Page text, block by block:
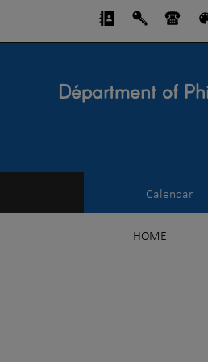
Départment of
Calendar
HOME